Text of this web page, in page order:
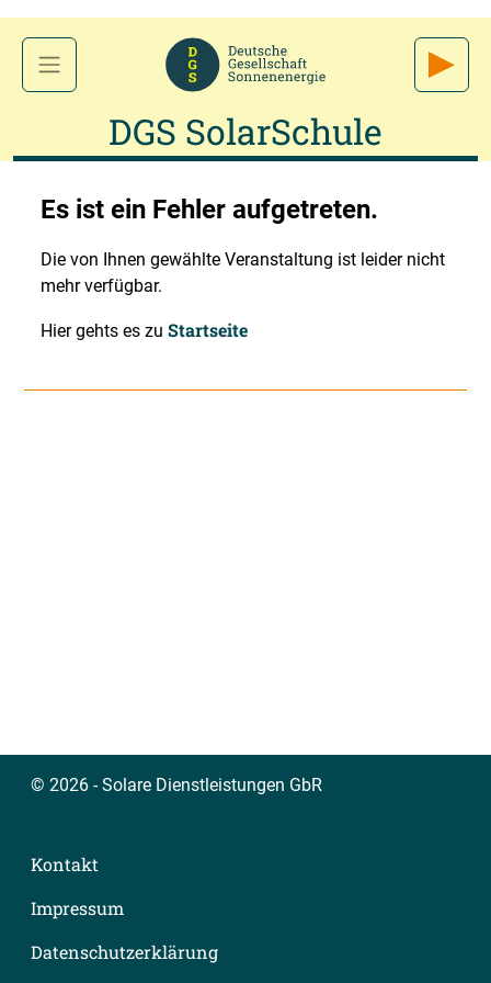
DGS SolarSchule
Es ist ein Fehler aufgetreten.
Die von Ihnen gewählte Veranstaltung ist leider nicht
mehr verfügbar.
Hier gehts es zu Startseite
© 2026 - Solare Dienstleistungen GbR
Kontakt
Impressum
Datenschutzerklärung